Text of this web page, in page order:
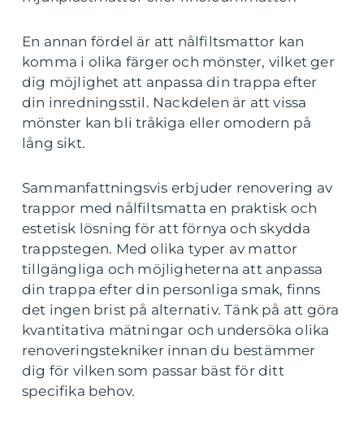
En annan fördel är att nålfiltsmattor kan
komma i olika färger och mönster, vilket ger
dig möjlighet att anpassa din trappa efter
din inredningsstil. Nackdelen är att vissa
mönster kan bli tråkiga eller omodern på
lång sikt.
Sammanfattningsvis erbjuder renovering av
trappor med nålfiltsmatta en praktisk och
estetisk lösning för att förnya och skydda
trappstegen. Med olika typer av mattor
tillgängliga och möjligheterna att anpassa
din trappa efter din personliga smak, finns
det ingen brist på alternativ. Tänk på att göra
kvantitativa mätningar och undersöka olika
renoveringstekniker innan du bestämmer
dig för vilken som passar bäst för ditt
specifika behov.